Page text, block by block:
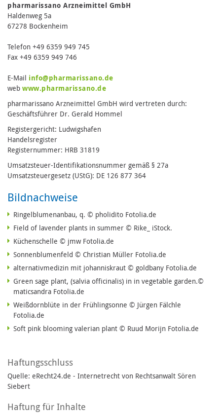
pharmarissano Arzneimittel GmbH
Haldenweg 5a
67278 Bockenheim
Telefon +49 6359 949 745
Fax +49 6359 949 746
E-Mail info@pharmarissano.de
web www.pharmarissano.de
pharmarissano Arzneimittel GmbH wird vertreten durch:
Geschäftsführer Dr. Gerald Hommel
Registergericht: Ludwigshafen
Handelsregister
Registernummer: HRB 31819
Umsatzsteuer-Identifikationsnummer gemäß § 27a
Umsatzsteuergesetz (UStG): DE 126 877 364
Bildnachweise
Ringelblumenanbau, q. © pholidito Fotolia.de
Field of lavender plants in summer © Rike_ iStock.
Küchenschelle © jmw Fotolia.de
Sonnenblumenfeld © Christian Müller Fotolia.de
alternativmedizin mit johanniskraut © goldbany Fotolia.de
Green sage plant, (salvia officinalis) in in vegetable garden.©
maticsandra Fotolia.de
Weißdornblüte in der Frühlingsonne © Jürgen Fälchle
Fotolia.de
Soft pink blooming valerian plant © Ruud Morijn Fotolia.de
Haftungsschluss
Quelle: eRecht24.de - Internetrecht von Rechtsanwalt Sören
Siebert
Haftung für Inhalte